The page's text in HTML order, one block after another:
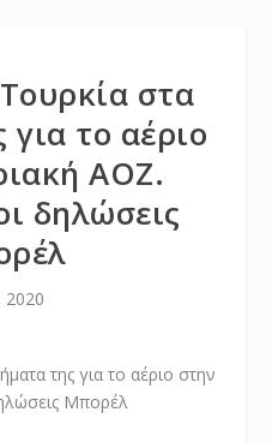
στα
για το αέριο
ΑΟΖ.
δηλώσεις
2020